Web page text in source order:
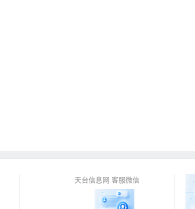
天台信息网 客服微信